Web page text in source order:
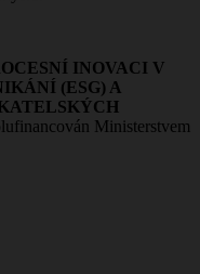
INOVACI V
(ESG) A
Ministerstvem